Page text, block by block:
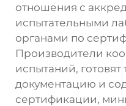
отношения с
испытательными
органами по
Производители
испытаний, готовят
документацию и
сертификации,